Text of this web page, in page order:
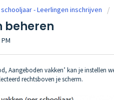
- Leerlingen inschrijven
beheren
Aangeboden vakken’ kan je instellen
rechtsboven je scherm.